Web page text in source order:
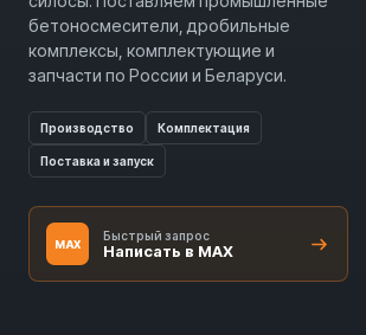
бетоносмесители, дробильные
комплексы, комплектующие и
запчасти по России и Беларуси.
Производство Комплектация
Поставка и запуск
MAX
Быстрый запрос
Написать в MAX